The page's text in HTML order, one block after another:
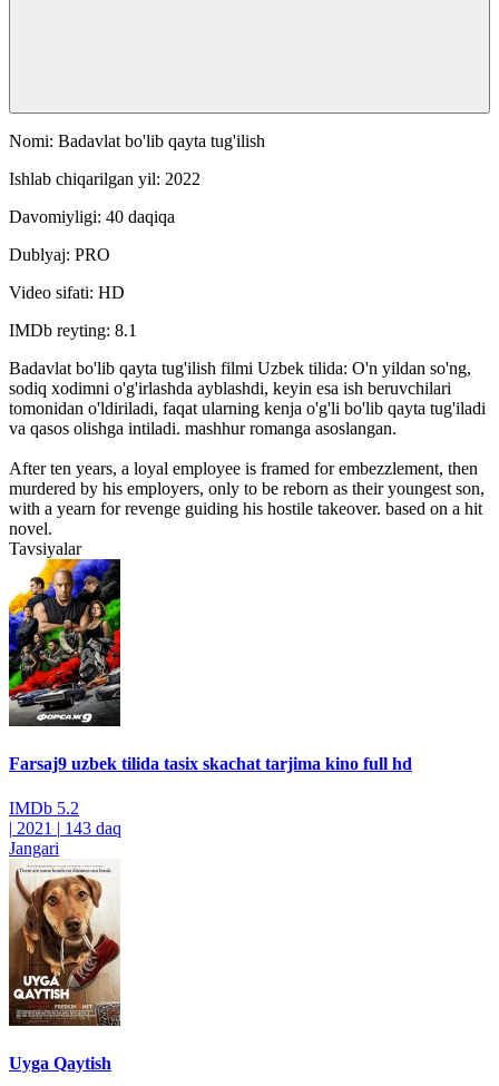
Nomi: Badavlat bo'lib qayta tug'ilish
Ishlab chiqarilgan yil: 2022
Davomiyligi: 40 daqiqa
Dublyaj: PRO
Video sifati: HD
IMDb reyting: 8.1
Badavlat bo'lib qayta tug'ilish filmi Uzbek tilida: O'n yildan so'ng,
sodiq xodimni o'g'irlashda ayblashdi, keyin esa ish beruvchilari
tomonidan o'ldiriladi, faqat ularning kenja o'g'li bo'lib qayta tug'iladi
va qasos olishga intiladi. mashhur romanga asoslangan.
After ten years, a loyal employee is framed for embezzlement, then
murdered by his employers, only to be reborn as their youngest son,
with a yearn for revenge guiding his hostile takeover. based on a hit
novel.
Tavsiyalar
Farsaj9 uzbek tilida tasix skachat tarjima kino full hd
IMDb 5.2
| 2021 | 143 daq
Jangari
Uyga Qaytish